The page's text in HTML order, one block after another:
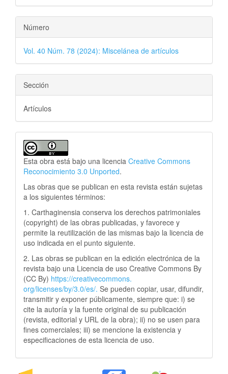
Número
Vol. 40 Núm. 78 (2024): Miscelánea de artículos
Sección
Artículos
Esta obra está bajo una licencia Creative Commons
Reconocimiento 3.0 Unported.
Las obras que se publican en esta revista están sujetas
a los siguientes términos:
1. Carthaginensia conserva los derechos patrimoniales
(copyright) de las obras publicadas, y favorece y
permite la reutilización de las mismas bajo la licencia de
uso indicada en el punto siguiente.
2. Las obras se publican en la edición electrónica de la
revista bajo una Licencia de uso Creative Commons By
(CC By) https://creativecommons.
org/licenses/by/3.0/es/. Se pueden copiar, usar, difundir,
transmitir y exponer públicamente, siempre que: i) se
cite la autoría y la fuente original de su publicación
(revista, editorial y URL de la obra); ii) no se usen para
fines comerciales; iii) se mencione la existencia y
especificaciones de esta licencia de uso.